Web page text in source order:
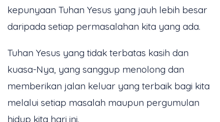
kepunyaan Tuhan Yesus yang jauh lebih besar
daripada setiap permasalahan kita yang ada.
Tuhan Yesus yang tidak terbatas kasih dan
kuasa-Nya, yang sanggup menolong dan
memberikan jalan keluar yang terbaik bagi kita
melalui setiap masalah maupun pergumulan
hidup kita hari ini.